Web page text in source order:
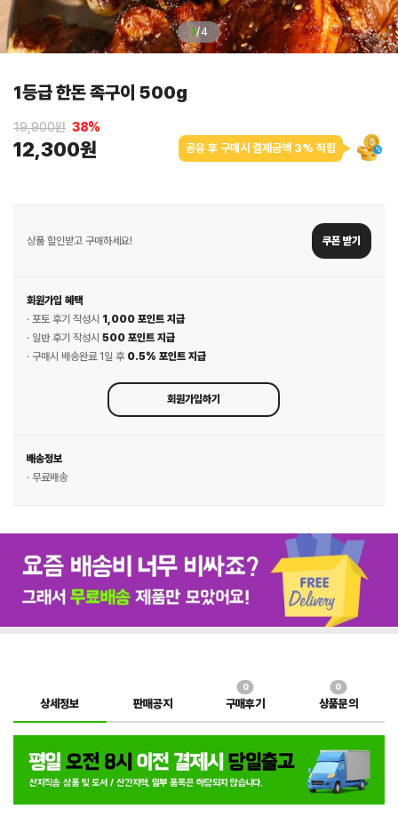
1 /4
1등급 한돈 족구이 500g
19,900원 38%
12,300원 공유 후 구매시 결제금액 3% 적립
상품 할인받고 구매하세요! 쿠폰 받기
회원가입 혜택
· 포토 후기 작성시 1,000 포인트 지급
· 일반 후기 작성시 500 포인트 지급
· 구매시 배송완료 1일 후 0.5% 포인트 지급
회원가입하기
배송정보
· 무료배송
상세정보 판매공지 구매후기
0
상품문의
0